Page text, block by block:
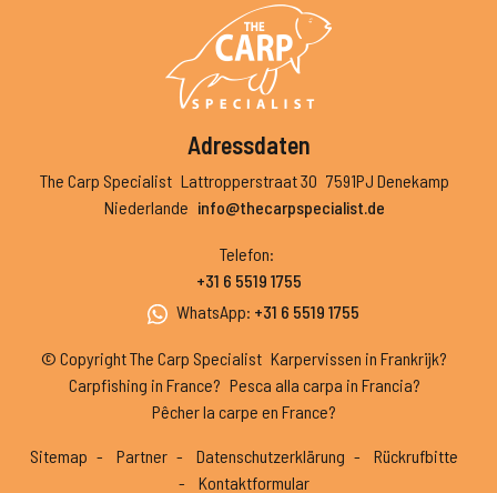
Adressdaten
The Carp Specialist Lattropperstraat 30 7591PJ Denekamp
Niederlande info@thecarpspecialist.de
Telefon:
+31 6 5519 1755
WhatsApp: +31 6 5519 1755
© Copyright The Carp Specialist Karpervissen in Frankrijk?
Carpfishing in France? Pesca alla carpa in Francia?
Pêcher la carpe en France?
Sitemap Partner Datenschutzerklärung
Rückrufbitte
Kontaktformular